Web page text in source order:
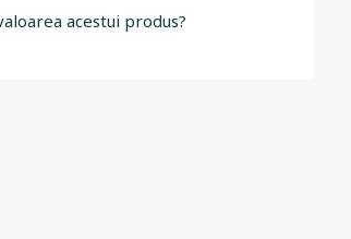
acestui produs?